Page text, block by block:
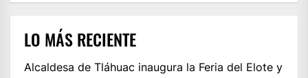
LO MÁS RECIENTE
Alcaldesa de Tláhuac inaugura la Feria del Elote y